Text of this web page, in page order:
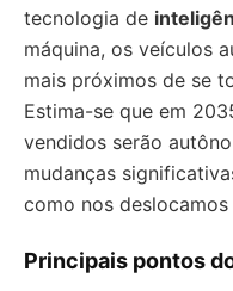
tecnologia de
máquina, os veículos
mais próximos de se
Estima-se que em
vendidos serão
mudanças
como nos
Principais pontos